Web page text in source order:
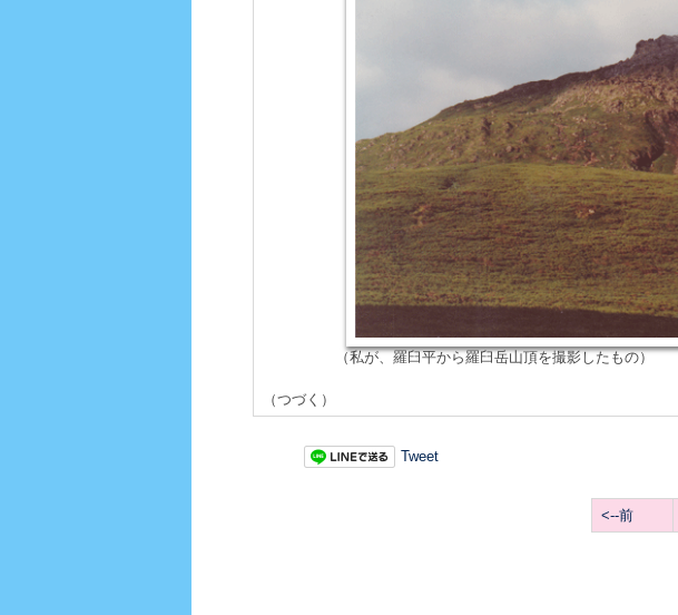
（私が、羅臼平から羅臼岳山頂を撮影したもの）
（つづく）
Tweet
<--前